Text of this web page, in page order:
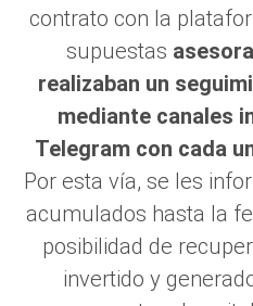
contrato con la
supuestas
realizaban un
mediante canales
Telegram con cada
Por esta vía, se les
acumulados hasta la
posibilidad de
invertido y